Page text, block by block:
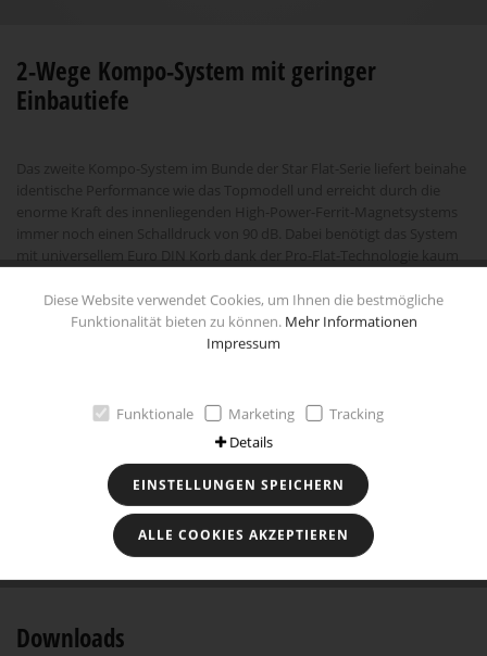
2-Wege Kompo-System mit geringer
Einbautiefe
mit universellem Euro DIN Korb dank der Pro-Flat-Technologie kaum
und beschichteter Star-Flat-Papiermembran einen
überdurchschnittlich hohen Wirkungsgrad. Für den exzellenten
Hochtonbereich ist ein separater 19mm Titan dome-Hochtöner
Besonderheiten
Downloads
Diese Website verwendet Cookies, um Ihnen die bestmögliche
Funktionalität bieten zu können. Mehr Informationen
Impressum
Funktionale Marketing
Tracking
Details
EINSTELLUNGEN SPEICHERN
ALLE COOKIES AKZEPTIEREN